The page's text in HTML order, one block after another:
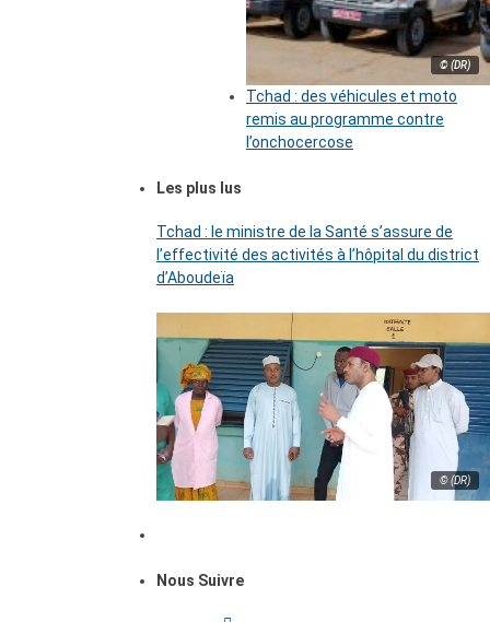
© (DR)
Tchad : des véhicules et moto
remis au programme contre
l’onchocercose
Les plus lus
Tchad : le ministre de la Santé s’assure de
l’effectivité des activités à l’hôpital du district
d’Aboudeïa
© (DR)
Nous Suivre